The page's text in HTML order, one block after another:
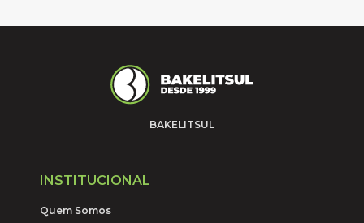
BAKELITSUL
INSTITUCIONAL
Quem Somos